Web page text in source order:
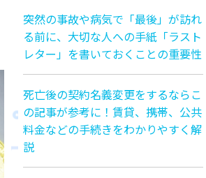
突然の事故や病気で「最後」が訪れ
る前に、大切な人への手紙「ラスト
レター」を書いておくことの重要性
死亡後の契約名義変更をするならこ
の記事が参考に！賃貸、携帯、公共
料金などの手続きをわかりやすく解
説